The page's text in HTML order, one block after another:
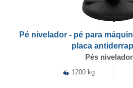
Pé nivelador - pé para
placa
Pés
1200 kg